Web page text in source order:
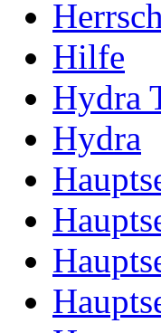
Hilfe
Hydra
Hydra